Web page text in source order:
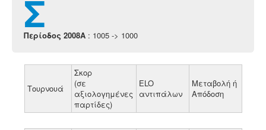
Σ
Περίοδος 2008A : 1005 -> 1000
Τουρνουά
Σκορ
(σε
αξιολογημένες
παρτίδες)
ELO
αντιπάλων
Μεταβολή ή
Απόδοση